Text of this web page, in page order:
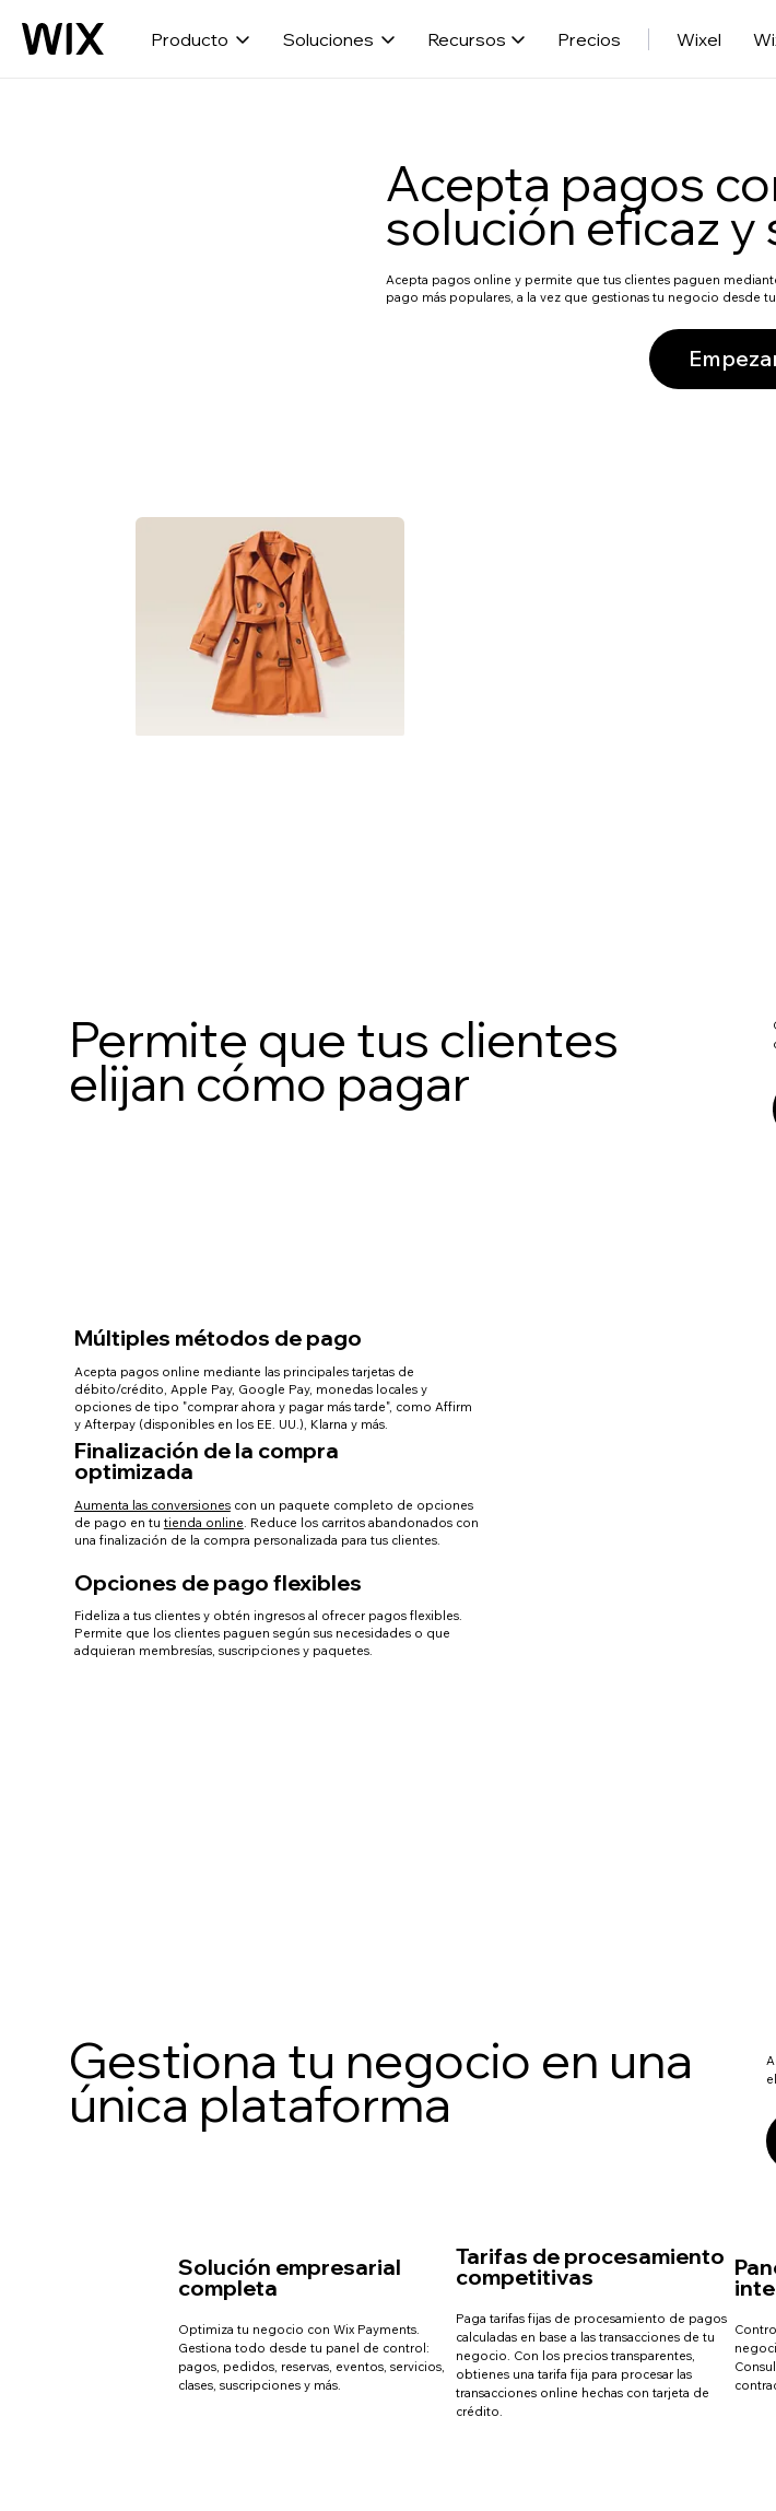
Producto Soluciones Recursos Precios Wixel
Acepta pagos
solución eficaz y
Acepta pagos online y permite que tus clientes paguen
pago más populares, a la vez que gestionas tu negocio desde
Permite que tus clientes
elijan cómo pagar
Múltiples métodos de pago
Acepta pagos online mediante las principales tarjetas de
débito/crédito, Apple Pay, Google Pay, monedas locales y
opciones de tipo "comprar ahora y pagar más tarde", como Affirm
y Afterpay (disponibles en los EE. UU.), Klarna y más.
Finalización de la compra
optimizada
Aumenta las conversionescon un paquete completo de opciones
de pago en tu tienda online. Reduce los carritos abandonados con
una finalización de la compra personalizada para tus clientes.
Opciones de pago flexibles
Fideliza a tus clientes y obtén ingresos al ofrecer pagos flexibles.
Permite que los clientes paguen según sus necesidades o que
adquieran membresías, suscripciones y paquetes.
Gestiona tu negocio en una
única plataforma
Solución empresarial
completa
Optimiza tu negocio con Wix Payments.
Gestiona todo desde tu panel de control:
pagos, pedidos, reservas, eventos, servicios,
clases, suscripciones y más.
Tarifas de procesamiento
competitivas
Paga tarifas fijas de procesamiento de pagos
calculadas en base a las transacciones de tu
negocio. Con los precios transparentes,
obtienes una tarifa fija para procesar las
transacciones online hechas con tarjeta de
crédito.